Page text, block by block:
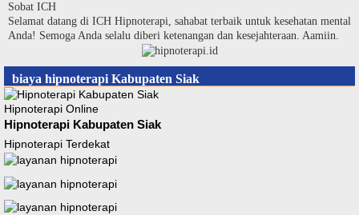
Langsung
ke
konten
Sobat ICH
Selamat datang di ICH Hipnoterapi, sahabat terbaik untuk kesehatan mental
Anda! Semoga Anda selalu diberi ketenangan dan kesejahteraan. Aamiin.
biaya hipnoterapi Kabupaten Siak
Hipnoterapi Online
Hipnoterapi Kabupaten Siak
Hipnoterapi Terdekat